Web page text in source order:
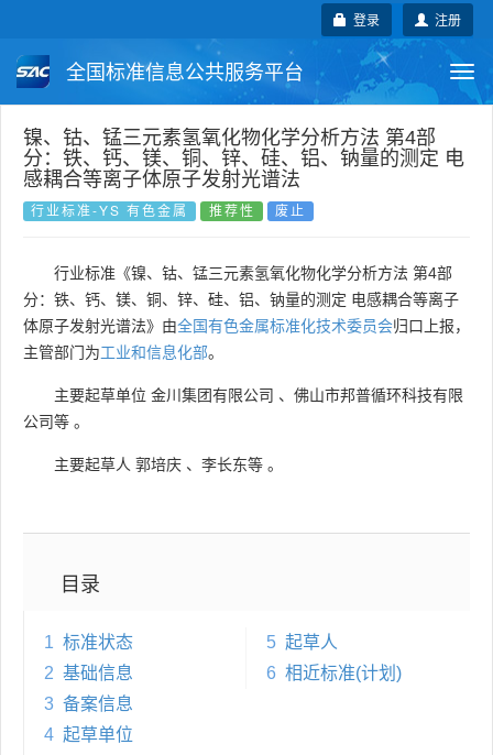
注册
登录
全国标准信息公共服务平台
国家标准 行业标准 地方标准
团体标准 企业标准
镍、钴、锰三元素氢氧化物化学分析方法 第4部
分：铁、钙、镁、铜、锌、硅、铝、钠量的测定 电
感耦合等离子体原子发射光谱法
行业标准-YS 有色金属 推荐性 废止
行业标准《镍、钴、锰三元素氢氧化物化学分析方法 第4部
分：铁、钙、镁、铜、锌、硅、铝、钠量的测定 电感耦合等离子
体原子发射光谱法》由全国有色金属标准化技术委员会归口上报，
主管部门为工业和信息化部。
主要起草单位 金川集团有限公司 、 佛山市邦普循环科技有限
公司等 。
主要起草人 郭培庆 、 李长东等 。
目录
1 标准状态
2 基础信息
3 备案信息
4 起草单位
5 起草人
6 相近标准(计划)